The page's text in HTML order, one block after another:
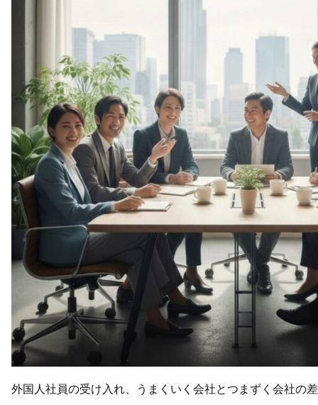
外国人社員の受け入れ、うまくいく会社とつまずく会社の